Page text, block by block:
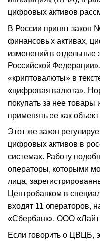
цифровых активов
В России принят
финансовых активах,
изменений в отдельные
Российской
«криптовалюты» в
«цифровая валюта».
покупать за нее товары
применять ее как
Этот же закон
цифровых активов в
системах. Работу
операторы, которыми
лица,
Центробанком в
входят 11
«Сбербанк», ООО
Если говорить о ЦВЦБ,